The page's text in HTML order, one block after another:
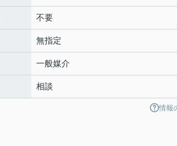
不要
無指定
一般媒介
相談
情報